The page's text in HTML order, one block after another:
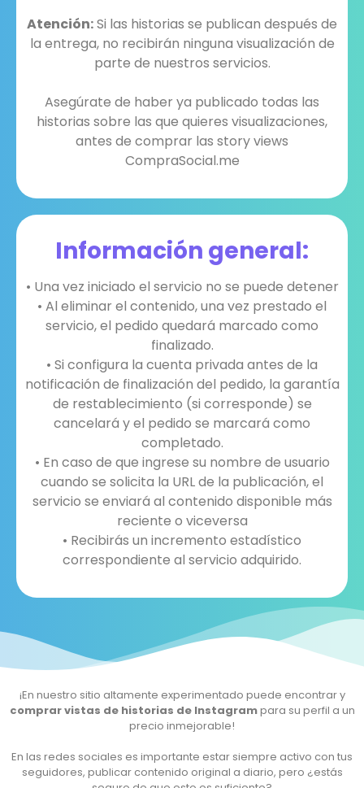
Atención:Si las historias se publican después de
la entrega, no recibirán ninguna visualización de
parte de nuestros servicios.
Asegúrate de haber ya publicado todas las
historias sobre las que quieres visualizaciones,
antes de comprar las story views
CompraSocial.me
Información general:
• Una vez iniciado el servicio no se puede detener
• Al eliminar el contenido, una vez prestado el
servicio, el pedido quedará marcado como
finalizado.
• Si configura la cuenta privada antes de la
notificación de finalización del pedido, la garantía
de restablecimiento (si corresponde) se
cancelará y el pedido se marcará como
completado.
• En caso de que ingrese su nombre de usuario
cuando se solicita la URL de la publicación, el
servicio se enviará al contenido disponible más
reciente o viceversa
• Recibirás un incremento estadístico
correspondiente al servicio adquirido.
¡En nuestro sitio altamente experimentado puede encontrar y
comprar vistas de historias de Instagrampara su perfil a un
precio inmejorable!
En las redes sociales es importante estar siempre activo con tus
seguidores, publicar contenido original a diario, pero ¿estás